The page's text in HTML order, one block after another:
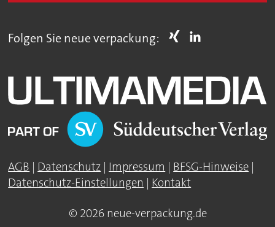
Folgen Sie neue verpackung:
AGB | Datenschutz | Impressum | BFSG-Hinweise |
Datenschutz-Einstellungen | Kontakt
© 2026 neue-verpackung.de